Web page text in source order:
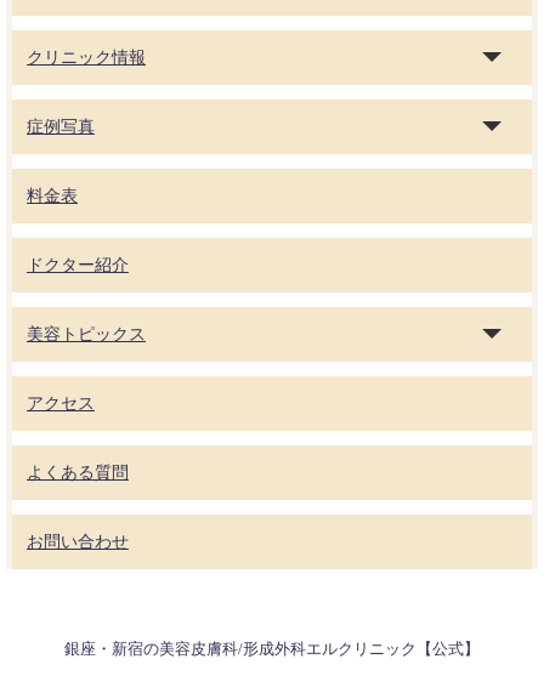
クリニック情報
症例写真
料金表
ドクター紹介
美容トピックス
アクセス
よくある質問
お問い合わせ
銀座・新宿の美容皮膚科/形成外科エルクリニック【公式】